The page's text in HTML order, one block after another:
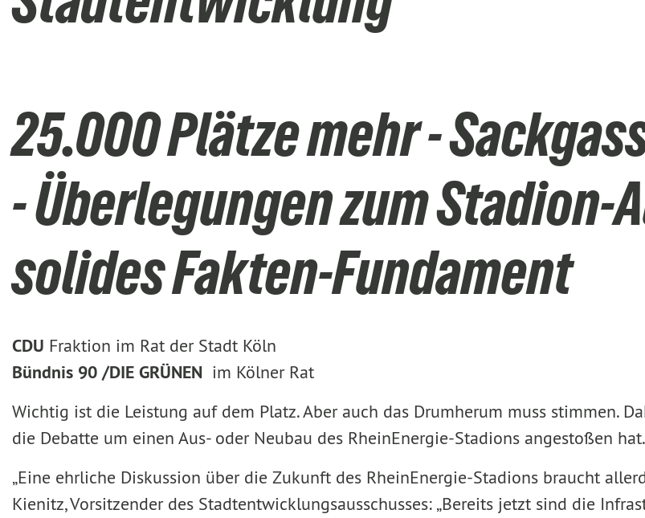
25.000 Plätze mehr -
- Überlegungen zum Stadion-
solides Fakten-Fundament
CDU Fraktion im Rat der Stadt Köln
Bündnis 90 /DIE GRÜNEN im Kölner Rat
Wichtig ist die Leistung auf dem Platz. Aber auch das Drumherum muss stimmen.
die Debatte um einen Aus- oder Neubau des RheinEnergie-Stadions angestoßen hat.
„Eine ehrliche Diskussion über die Zukunft des RheinEnergie-Stadions braucht
Kienitz, Vorsitzender des Stadtentwicklungsausschusses: „Bereits jetzt sind die